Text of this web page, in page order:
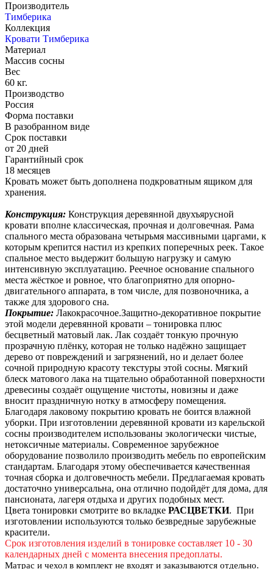
Производитель
Тимберика
Коллекция
Кровати Тимберика
Материал
Массив сосны
Вес
60 кг.
Производство
Россия
Форма поставки
В разобранном виде
Срок поставки
от 20 дней
Гарантийный срок
18 месяцев
Кровать может быть дополнена подкроватным ящиком для
хранения.
Конструкция: Конструкция деревянной двухъярусной
кровати вполне классическая, прочная и долговечная. Рама
спального места образована четырьмя массивными царгами, к
которым крепится настил из крепких поперечных реек. Такое
спальное место выдержит большую нагрузку и самую
интенсивную эксплуатацию. Реечное основание спального
места жёсткое и ровное, что благоприятно для опорно-
двигательного аппарата, в том числе, для позвоночника, а
также для здорового сна.
Покрытие: Лакокрасочное.Защитно-декоративное покрытие
этой модели деревянной кровати – тонировка плюс
бесцветный матовый лак. Лак создаёт тонкую прочную
прозрачную плёнку, которая не только надёжно защищает
дерево от повреждений и загрязнений, но и делает более
сочной природную красоту текстуры этой сосны. Мягкий
блеск матового лака на тщательно обработанной поверхности
древесины создаёт ощущение чистоты, новизны и даже
вносит праздничную нотку в атмосферу помещения.
Благодаря лаковому покрытию кровать не боится влажной
уборки. При изготовлении деревянной кровати из карельской
сосны производителем использованы экологически чистые,
нетоксичные материалы. Современное зарубежное
оборудование позволило производить мебель по европейским
стандартам. Благодаря этому обеспечивается качественная
точная сборка и долговечность мебели. Предлагаемая кровать
достаточно универсальна, она отлично подойдёт для дома, для
пансионата, лагеря отдыха и других подобных мест.
Цвета тонировки смотрите во вкладке РАСЦВЕТКИ. При
изготовлении используются только безвредные зарубежные
красители.
Срок изготовления изделий в тонировке составляет 10 - 30
календарных дней с момента внесения предоплаты.
Матрас и чехол в комплект не входят и заказываются отдельно.